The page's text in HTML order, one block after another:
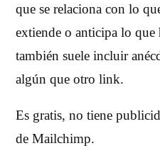
que se relaciona con lo
extiende o anticipa lo que
también suele incluir
algún que otro link.
Es gratis, no tiene
de Mailchimp.